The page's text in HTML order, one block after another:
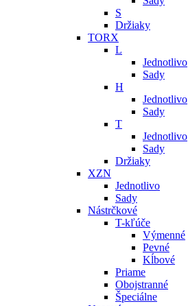
S
Držiaky
TORX
L
Jednotlivo
Sady
H
Jednotlivo
Sady
T
Jednotlivo
Sady
Držiaky
XZN
Jednotlivo
Sady
Nástrčkové
T-kľúče
Výmenné
Pevné
Kĺbové
Priame
Obojstranné
Špeciálne